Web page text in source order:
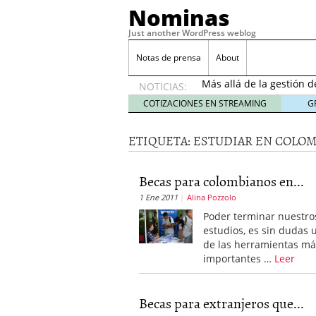
Nominas
Just another WordPress weblog
Notas de prensa About
NOTICIAS:
Desempleo Colombia
Una digitalización
en el sector financiero
¿Cómo afectó el
Consejos para el
Más allá de la gestión
COTIZACIONES EN STREAMING
ETIQUETA: ESTUDIAR EN
Becas para colombianos en...
1 Ene 2011 Alina Pozzolo
Poder terminar
estudios, es sin dudas
de las herramientas
importantes … Leer
Becas para extranjeros que...